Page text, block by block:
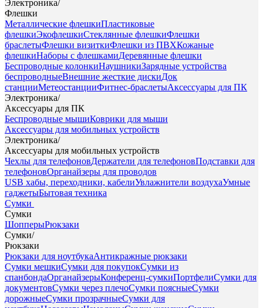
Электроника/
Флешки
Металлические флешкиПластиковые
флешкиЭкофлешкиСтеклянные флешкиФлешки
браслетыФлешки визиткиФлешки из ПВХКожаные
флешкиНаборы с флешкамиДеревянные флешки
Беспроводные колонкиНаушникиЗарядные устройства
беспроводныеВнешние жесткие дискиДок
станцииМетеостанцииФитнес-браслетыАксессуары для ПК
Электроника/
Аксессуары для ПК
Беспроводные мышиКоврики для мыши
Аксессуары для мобильных устройств
Электроника/
Аксессуары для мобильных устройств
Чехлы для телефоновДержатели для телефоновПодставки для
телефоновОрганайзеры для проводов
USB хабы, переходники, кабелиУвлажнители воздухаУмные
гаджетыБытовая техника
Сумки
Сумки
ШопперыРюкзаки
Сумки/
Рюкзаки
Рюкзаки для ноутбукаАнтикражные рюкзаки
Сумки мешкиСумки для покупокСумки из
спанбондаОрганайзерыКонференц-сумкиПортфелиСумки для
документовСумки через плечоСумки поясныеСумки
дорожныеСумки прозрачныеСумки для